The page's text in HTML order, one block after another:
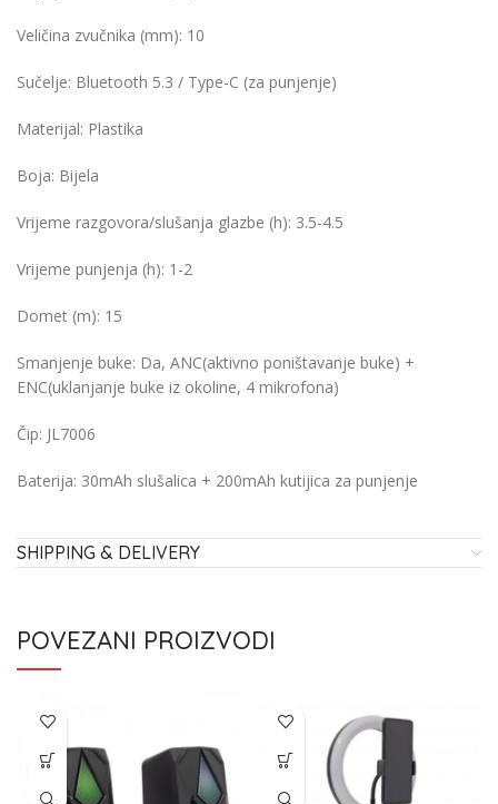
Veličina zvučnika (mm): 10
Sučelje: Bluetooth 5.3 / Type-C (za punjenje)
Materijal: Plastika
Boja: Bijela
Vrijeme razgovora/slušanja glazbe (h): 3.5-4.5
Vrijeme punjenja (h): 1-2
Domet (m): 15
Smanjenje buke: Da, ANC(aktivno poništavanje buke) +
ENC(uklanjanje buke iz okoline, 4 mikrofona)
Čip: JL7006
Baterija: 30mAh slušalica + 200mAh kutijica za punjenje
SHIPPING & DELIVERY
POVEZANI PROIZVODI